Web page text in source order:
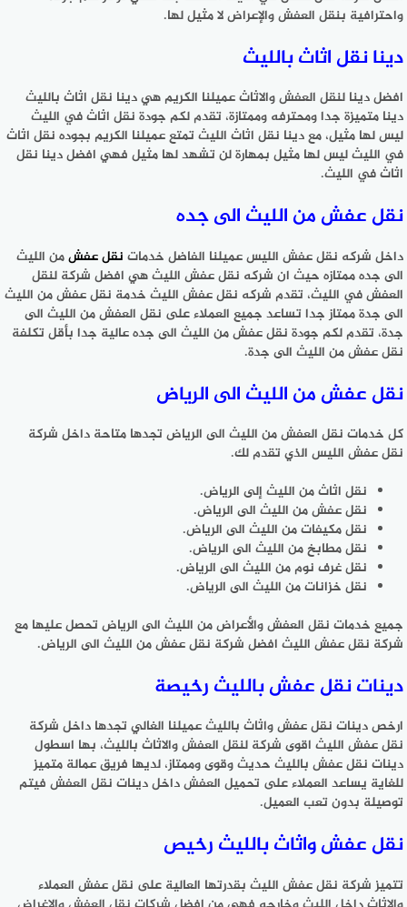
واحترافية بنقل العفش والإعراض لا مثيل لها.
دينا نقل اثاث بالليث
افضل دينا لنقل العفش والاثاث عميلنا الكريم هي دينا نقل اثاث بالليث
دينا متميزة جدا ومحترفه وممتازة، تقدم لكم جودة نقل اثاث في الليث
ليس لها مثيل، مع دينا نقل اثاث الليث تمتع عميلنا الكريم بجوده نقل اثاث
في الليث ليس لها مثيل بمهارة لن تشهد لها مثيل فهي افضل دينا نقل
اثاث في الليث.
نقل عفش من الليث الى جده
داخل شركه نقل عفش الليس عميلنا الفاضل خدمات نقل عفشمن الليث
الى جده ممتازه حيث ان شركه نقل عفش الليث هي افضل شركة لنقل
العفش في الليث، تقدم شركه نقل عفش الليث خدمة نقل عفش من الليث
الى جدة ممتاز جدا تساعد جميع العملاء على نقل العفش من الليث الى
جدة، تقدم لكم جودة نقل عفش من الليث الى جده عالية جدا بأقل تكلفة
نقل عفش من الليث الى جدة.
نقل عفش من الليث الى الرياض
كل خدمات نقل العفش من الليث الى الرياض تجدها متاحة داخل شركة
نقل عفش الليس الذي تقدم لك.
نقل اثاث من الليث إلى الرياض.
نقل عفش من الليث الى الرياض.
نقل مكيفات من الليث الى الرياض.
نقل مطابخ من الليث الى الرياض.
نقل غرف نوم من الليث الى الرياض.
نقل خزانات من الليث الى الرياض.
جميع خدمات نقل العفش والأعراض من الليث الى الرياض تحصل عليها مع
شركة نقل عفش الليث افضل شركة نقل عفش من الليث الى الرياض.
دينات نقل عفش بالليث رخيصة
ارخص دينات نقل عفش واثاث بالليث عميلنا الغالي تجدها داخل شركة
نقل عفش الليث اقوى شركة لنقل العفش والاثاث بالليث، بها اسطول
دينات نقل عفش بالليث حديث وقوى وممتاز، لديها فريق عمالة متميز
للغاية يساعد العملاء على تحميل العفش داخل دينات نقل العفش فيتم
توصيلة بدون تعب العميل.
نقل عفش واثاث بالليث رخيص
تتميز شركة نقل عفش الليث بقدرتها العالية على نقل عفش العملاء